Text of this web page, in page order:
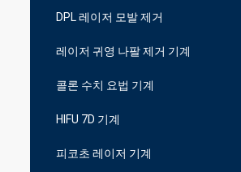
DPL 레이저 모발 제거
레이저 귀영 나팔 제거 기계
콜론 수치 요법 기계
HIFU 7D 기계
피코초 레이저 기계